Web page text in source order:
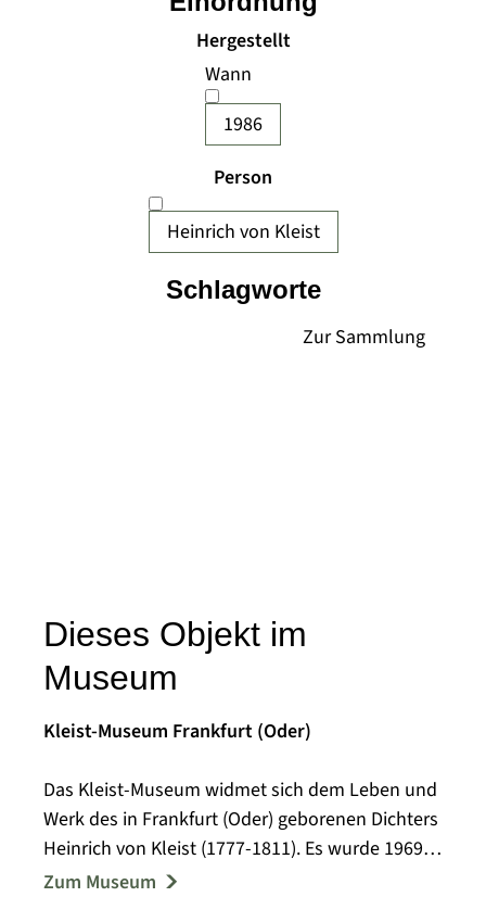
Hergestellt
Wann
1986
Person
Heinrich von Kleist
Schlagworte
Dieses Objekt im
Museum
Kleist-Museum Frankfurt (Oder)
Das Kleist-Museum widmet sich dem Leben und
Werk des in Frankfurt (Oder) geborenen Dichters
Heinrich von Kleist (1777-1811). Es wurde 1969
im Gebäude der ehemaligen Garnisonschule
Zum Museum